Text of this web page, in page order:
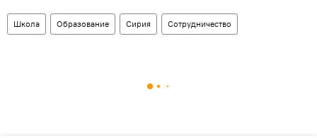
Школа Образование Сирия Сотрудничество